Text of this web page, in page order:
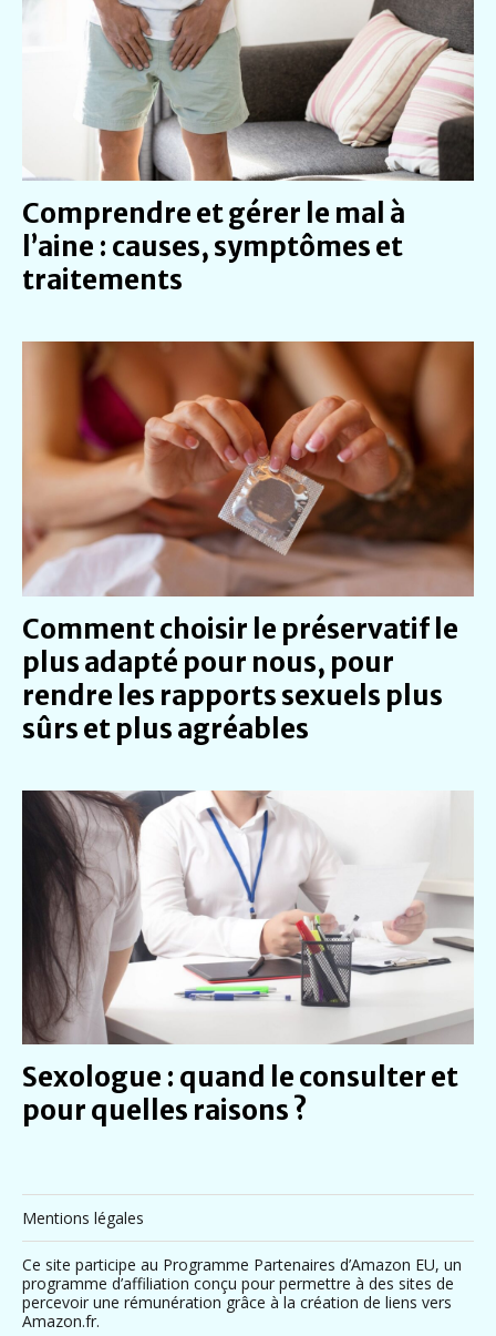
Comprendre et gérer le mal à
l’aine : causes, symptômes et
traitements
Comment choisir le préservatif le
plus adapté pour nous, pour
rendre les rapports sexuels plus
sûrs et plus agréables
Sexologue : quand le consulter et
pour quelles raisons ?
Mentions légales
Ce site participe au Programme Partenaires d’Amazon EU, un
programme d’affiliation conçu pour permettre à des sites de
percevoir une rémunération grâce à la création de liens vers
Amazon.fr.